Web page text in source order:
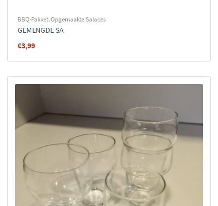
BBQ-Pakket,Opgemaakte Salades
GEMENGDE SA
€3,99